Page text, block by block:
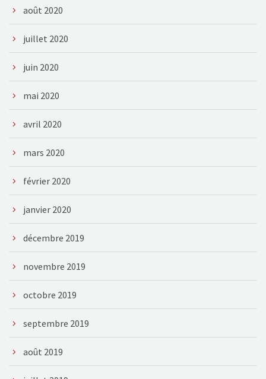
août 2020
juillet 2020
juin 2020
mai 2020
avril 2020
mars 2020
février 2020
janvier 2020
décembre 2019
novembre 2019
octobre 2019
septembre 2019
août 2019